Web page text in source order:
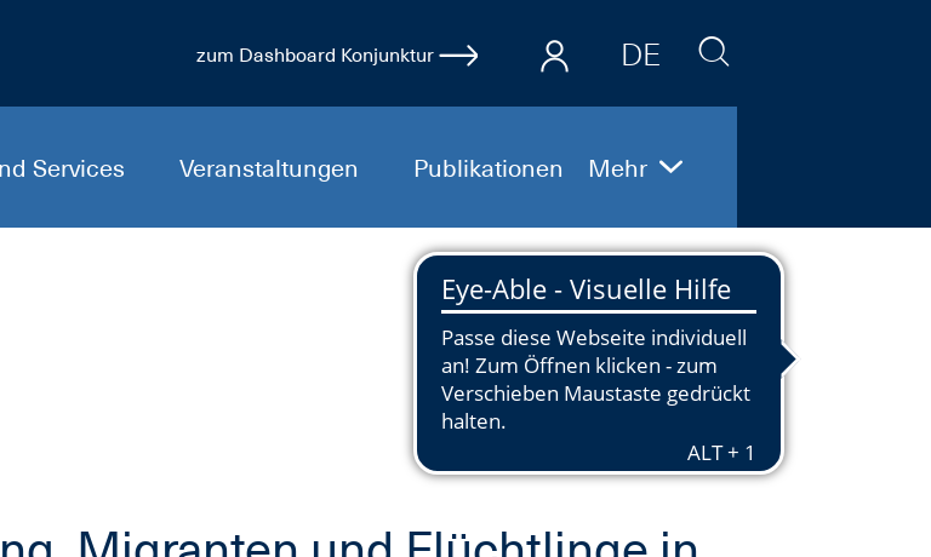
zum Dashboard Konjunktur
DE
EN
Mehr
Services Veranstaltungen Publikationen